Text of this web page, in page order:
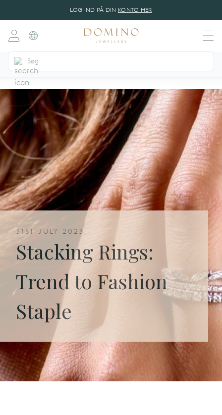
LOG IND PÅ DIN KONTO HER
dansk(DA)
31ST JULY 2023
Stacking Rings:
Trend to Fashion
Staple